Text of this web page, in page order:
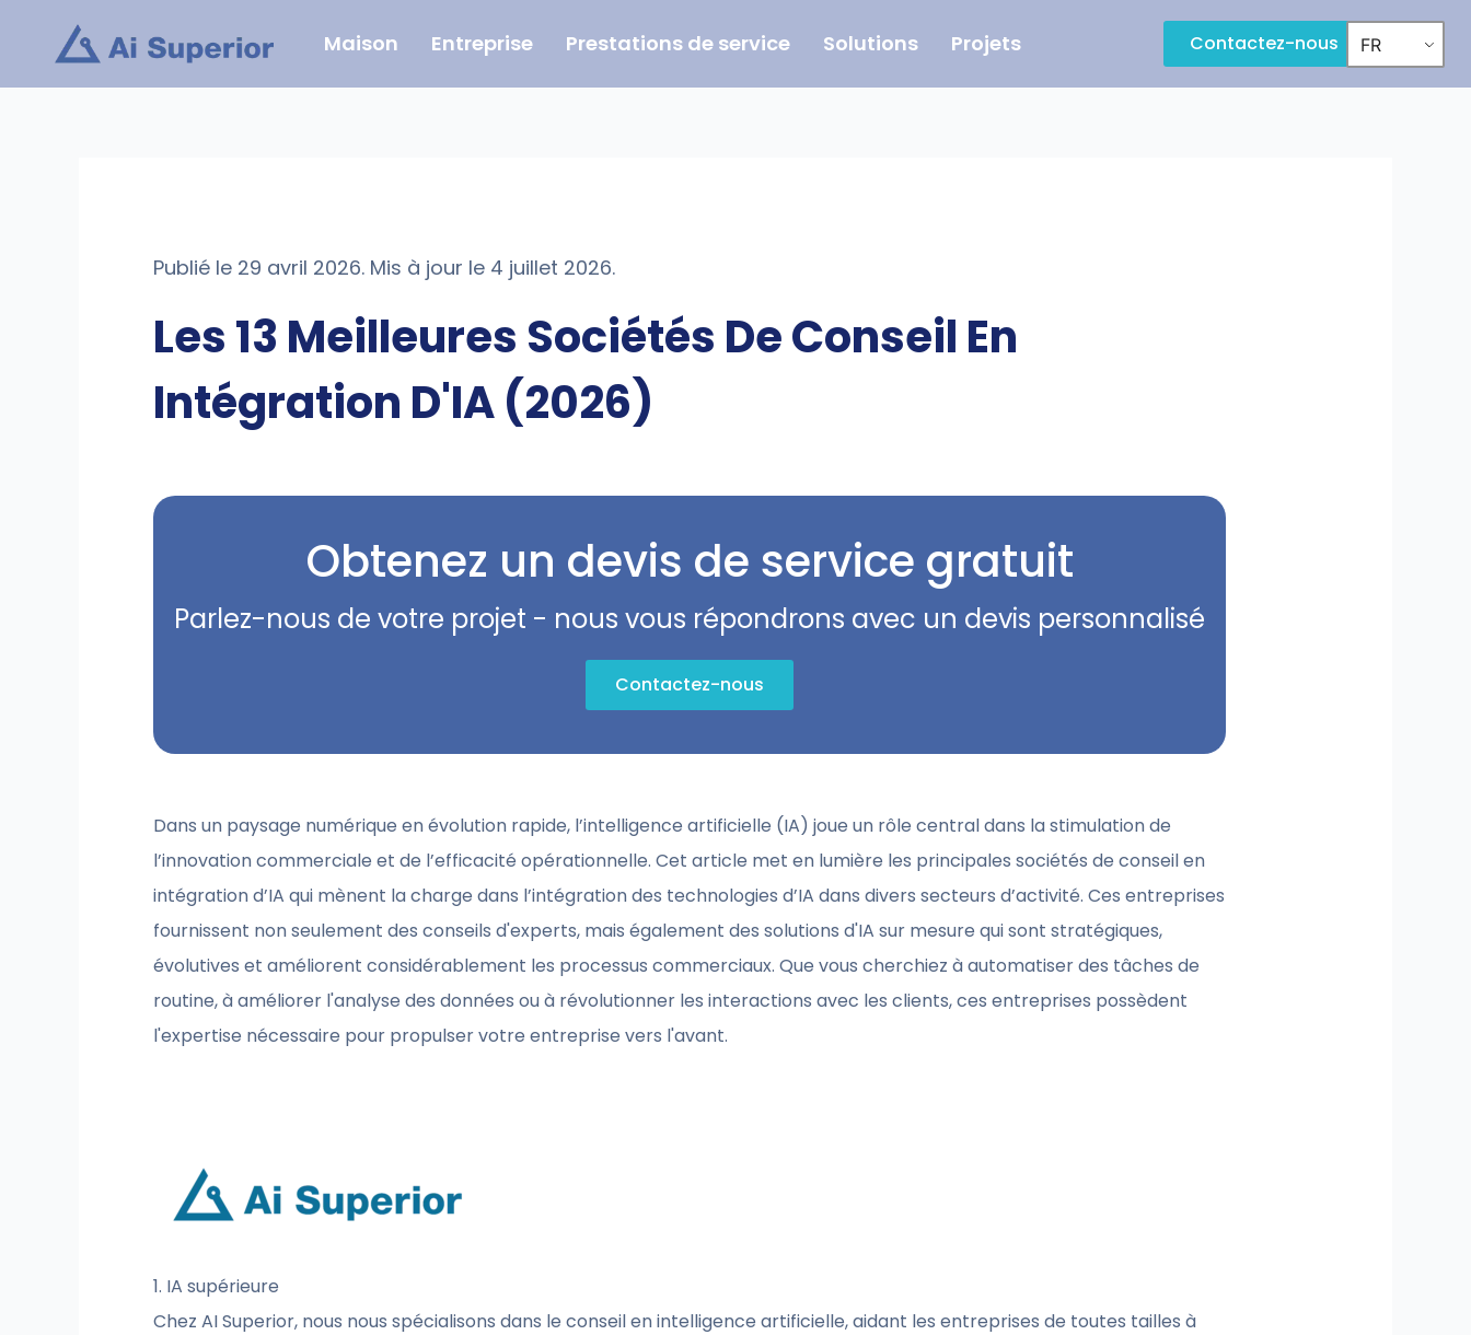
contenu
Maison Entreprise Prestations de service Solutions Projets Contactez-nous FR
Publié le 29 avril 2026. Mis à jour le 4 juillet 2026.
Les 13 Meilleures Sociétés De Conseil En
Intégration D'IA (2026)
Obtenez un devis de service gratuit
Parlez-nous de votre projet - nous vous répondrons avec un devis personnalisé
Contactez-nous
Dans un paysage numérique en évolution rapide, l’intelligence artificielle (IA) joue un rôle central dans la stimulation de
l’innovation commerciale et de l’efficacité opérationnelle. Cet article met en lumière les principales sociétés de conseil en
intégration d’IA qui mènent la charge dans l’intégration des technologies d’IA dans divers secteurs d’activité. Ces entreprises
fournissent non seulement des conseils d'experts, mais également des solutions d'IA sur mesure qui sont stratégiques,
évolutives et améliorent considérablement les processus commerciaux. Que vous cherchiez à automatiser des tâches de
routine, à améliorer l'analyse des données ou à révolutionner les interactions avec les clients, ces entreprises possèdent
l'expertise nécessaire pour propulser votre entreprise vers l'avant.
1. IA supérieure
Chez AI Superior, nous nous spécialisons dans le conseil en intelligence artificielle, aidant les entreprises de toutes tailles à